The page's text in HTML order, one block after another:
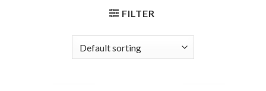
FILTER